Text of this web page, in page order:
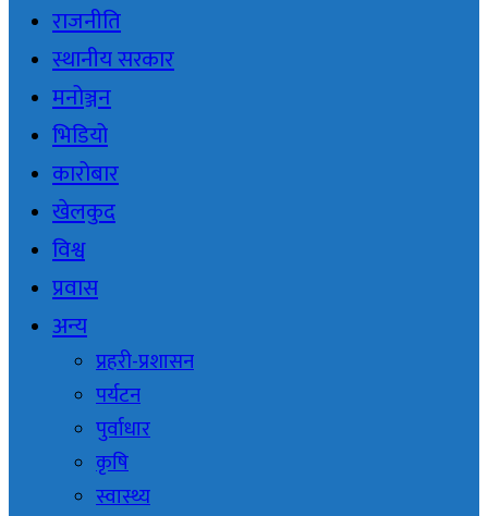
राजनीति
स्थानीय सरकार
मनोञ्जन
भिडियो
कारोबार
खेलकुद
विश्व
प्रवास
अन्य
प्रहरी-प्रशासन
पर्यटन
पुर्वाधार
कृषि
स्वास्थ्य